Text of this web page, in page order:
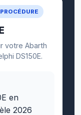
votre Abarth
DS150E.